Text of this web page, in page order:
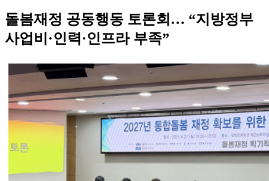
돌봄재정 공동행동 토론회… “지방정부
사업비·인력·인프라 부족”